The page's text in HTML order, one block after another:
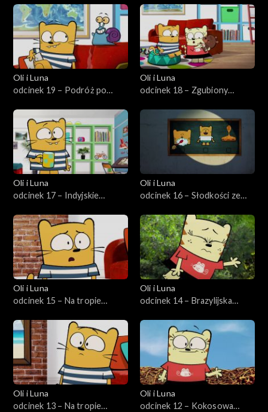
koniczyny
Oli i Luna
odcinek 19 – Podróż po
Oli i Luna
odcinek 18 – Zgubiony
Oli i Luna
odcinek 17 – Indyjskie
Oli i Luna
odcinek 16 – Słodkości ze
Oli i Luna
odcinek 15 – Na tropie
Oli i Luna
odcinek 14 – Brazylijska
Oli i Luna
odcinek 13 – Na tropie
Oli i Luna
odcinek 12 – Kokosowa